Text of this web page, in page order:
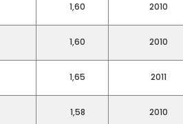
1,60 2010
1,60 2010
1,65 2011
1,58 2010